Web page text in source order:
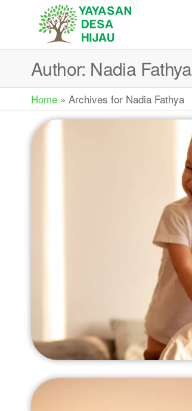
DESA
HIJAU
Author: Nadia Fathya
Home » Archives for Nadia Fathya